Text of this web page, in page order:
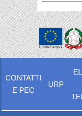
CONTATTI
E PEC
URP